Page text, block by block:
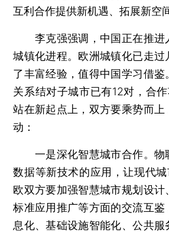
互利合作提供新机遇、拓展新空
李克强强调，中国正在推进
城镇化进程。欧洲城镇化已走过
了丰富经验，值得中国学习借
关系结对子城市已有12对，合作
站在新起点上，双方要乘势而上
动：
一是深化智慧城市合作。物
数据等新技术的应用，让现代城
欧双方要加强智慧城市规划设计
标准应用推广等方面的交流互鉴
息化、基础设施智能化、公共